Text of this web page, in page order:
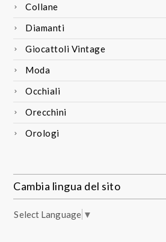
Collane
Diamanti
Giocattoli Vintage
Moda
Occhiali
Orecchini
Orologi
Cambia lingua del sito
Select Language ▼